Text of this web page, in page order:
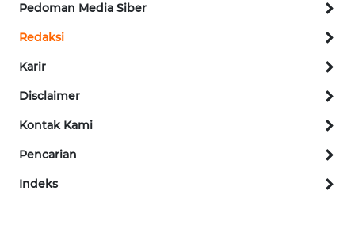
Pedoman Media Siber
Redaksi
Karir
Disclaimer
Kontak Kami
Pencarian
Indeks
METRO
NEWS
JAKARTA
KRT